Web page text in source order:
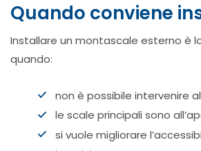
Quando conviene
Installare un montascale esterno è
quando:
non è possibile intervenire
le scale principali sono
si vuole migliorare